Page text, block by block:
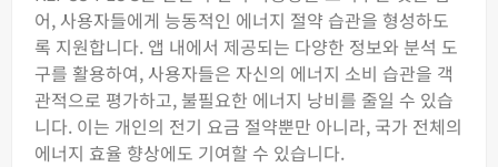
어, 사용자들에게 능동적인 에너지 절약 습관을 형성하도
록 지원합니다. 앱 내에서 제공되는 다양한 정보와 분석 도
구를 활용하여, 사용자들은 자신의 에너지 소비 습관을 객
관적으로 평가하고, 불필요한 에너지 낭비를 줄일 수 있습
니다. 이는 개인의 전기 요금 절약뿐만 아니라, 국가 전체의
에너지 효율 향상에도 기여할 수 있습니다.